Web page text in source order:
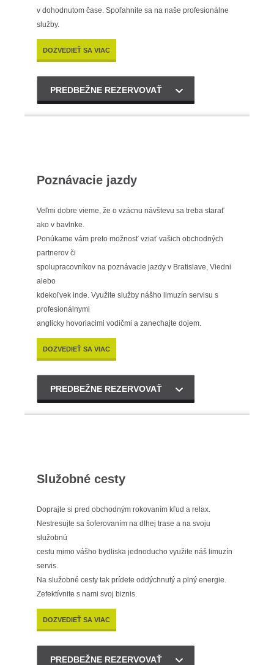
v dohodnutom čase. Spoľahnite sa na naše profesionálne
služby.
DOZVEDIEŤ SA VIAC
PREDBEŽNE REZERVOVAŤ
Poznávacie jazdy
Veľmi dobre vieme, že o vzácnu návštevu sa treba starať
ako v bavlnke.
Ponúkame vám preto možnosť vziať vašich obchodných
partnerov či
spolupracovníkov na poznávacie jazdy v Bratislave, Viedni
alebo
kdekoľvek inde. Využite služby nášho limuzín servisu s
profesionálnymi
anglicky hovoriacimi vodičmi a zanechajte dojem.
DOZVEDIEŤ SA VIAC
PREDBEŽNE REZERVOVAŤ
Služobné cesty
Doprajte si pred obchodným rokovaním kľud a relax.
Nestresujte sa šoferovaním na dlhej trase a na svoju
služobnú
cestu mimo vášho bydliska jednoducho využite náš limuzín
servis.
Na služobné cesty tak prídete oddýchnutý a plný energie.
Zefektívnite s nami svoj biznis.
DOZVEDIEŤ SA VIAC
PREDBEŽNE REZERVOVAŤ